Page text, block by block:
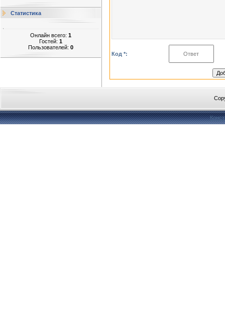
Статистика
Онлайн всего: 1
Гостей: 1
Пользователей: 0
Код *: